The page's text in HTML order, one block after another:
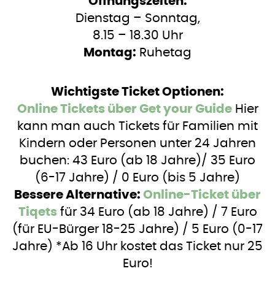
Dienstag – Sonntag,
8.15 – 18.30 Uhr
Montag: Ruhetag
Wichtigste Ticket Optionen:
Online Tickets über Get your GuideHier
kann man auch Tickets für Familien mit
Kindern oder Personen unter 24 Jahren
buchen: 43 Euro (ab 18 Jahre)/ 35 Euro
(6-17 Jahre) / 0 Euro (bis 5 Jahre)
Bessere Alternative: Online-Ticket über
Tiqetsfür 34 Euro (ab 18 Jahre) / 7 Euro
(für EU-Bürger 18-25 Jahre) / 5 Euro (0-17
Jahre) *Ab 16 Uhr kostet das Ticket nur 25
Euro!